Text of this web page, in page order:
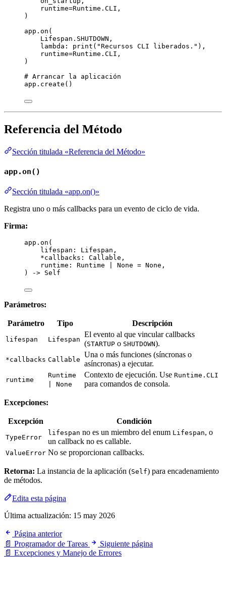
runtime=Runtime.CLI ,
)
app. on (
Lifespan.SHUTDOWN ,
lambda : print ( "Recursos CLI liberados. " ) ,
runtime=Runtime.CLI ,
)
# Arrancar la aplicación
app. create ()
Referencia del Método
Sección titulada «Referencia del Método»
app.on()
Sección titulada «app.on()»
Registra uno o más callbacks para un evento de ciclo de vida.
Firma:
app. on (
lifespan: Lifespan ,
*callbacks: Callable ,
runtime: Runtime
None = None ,
)
-> Self
Parámetros:
Parámetro Tipo Descripción
lifespan Lifespan
El evento al que vincular callbacks
(STARTUP o SHUTDOWN).
*callbacks Callable
Una o más funciones (síncronas o
asíncronas) a ejecutar.
runtime
Runtime
| None
Contexto de ejecución. Use Runtime.CLI
para comandos de consola.
Excepciones:
Excepción Condición
TypeError
lifespan no es un miembro del enum Lifespan, o
un callback no es callable.
ValueError No se proporcionan callbacks.
Retorna: La instancia de la aplicación (Self) para encadenamiento
de métodos.
Edita esta página
Última actualización: 15 may 2026
Página anterior
📄 Programador de Tareas
Siguiente página
📄 Excepciones y Manejo de Errores